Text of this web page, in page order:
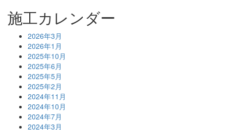
施工カレンダー
2026年3月
2026年1月
2025年10月
2025年6月
2025年5月
2025年2月
2024年11月
2024年10月
2024年7月
2024年3月